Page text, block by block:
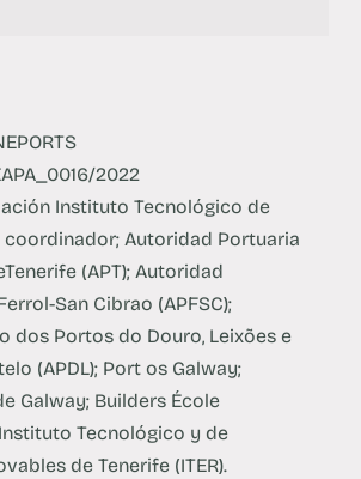
2022
Instituto Tecnológico de
coordinador; Autoridad Portuaria
(APT); Autoridad
San Cibrao (APFSC);
dos Portos do Douro, Leixões e
(APDL); Port os Galway;
Galway; Builders École
Instituto Tecnológico y de
de Tenerife (ITER).